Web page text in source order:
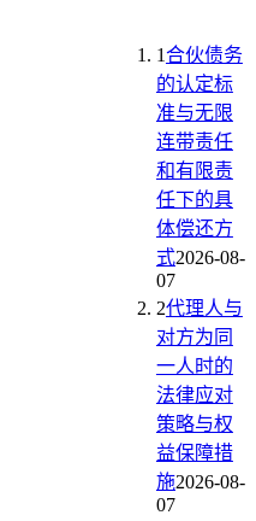
1合伙债务
的认定标
准与无限
连带责任
和有限责
任下的具
体偿还方
式2026-08-
07
2代理人与
对方为同
一人时的
法律应对
策略与权
益保障措
施2026-08-
07